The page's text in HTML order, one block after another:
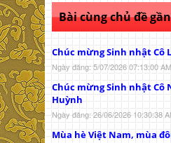
Bài cùng chủ đề
Chúc mừng Sinh nhật Cô
Ngày đăng: 5/07/2026 07:13:00 AM
Chúc mừng Sinh nhật Cô
Huỳnh
Ngày đăng: 26/06/2026 10:30:38
Mùa hè Việt Nam, mùa